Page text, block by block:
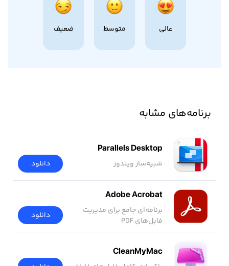
عالی متوسط ضعیف
برنامه‌های مشابه
Parallels Desktop
شبیه‌ساز ویندوز دانلود
Adobe Acrobat
برنامه‌ای جامع برای مدیریت
فایل‌های PDF
دانلود
CleanMyMac